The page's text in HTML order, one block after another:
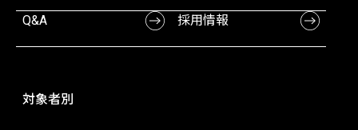
Q&A 採用情報
対象者別